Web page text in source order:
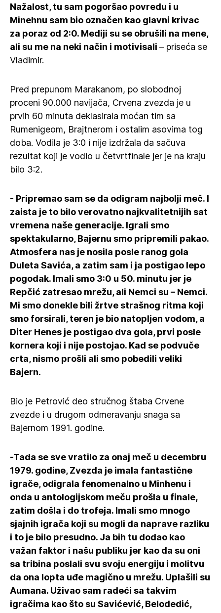
Nažalost, tu sam pogoršao povredu i u
Minehnu sam bio označen kao glavni krivac
za poraz od 2:0. Mediji su se obrušili na mene,
ali su me na neki način i motivisali – priseća se
Vladimir.
Pred prepunom Marakanom, po slobodnoj
proceni 90.000 navijača, Crvena zvezda je u
prvih 60 minuta deklasirala moćan tim sa
Rumenigeom, Brajtnerom i ostalim asovima tog
doba. Vodila je 3:0 i nije izdržala da sačuva
rezultat koji je vodio u četvrtfinale jer je na kraju
bilo 3:2.
- Pripremao sam se da odigram najbolji meč. I
zaista je to bilo verovatno najkvalitetnijih sat
vremena naše generacije. Igrali smo
spektakularno, Bajernu smo pripremili pakao.
Atmosfera nas je nosila posle ranog gola
Duleta Savića, a zatim sam i ja postigao lepo
pogodak. Imali smo 3:0 u 50. minutu jer je
Repčić zatresao mrežu, ali Nemci su – Nemci.
Mi smo donekle bili žrtve strašnog ritma koji
smo forsirali, teren je bio natopljen vodom, a
Diter Henes je postigao dva gola, prvi posle
kornera koji i nije postojao. Kad se podvuče
crta, nismo prošli ali smo pobedili veliki
Bajern.
Bio je Petrović deo stručnog štaba Crvene
zvezde i u drugom odmeravanju snaga sa
Bajernom 1991. godine.
-Tada se sve vratilo za onaj meč u decembru
1979. godine, Zvezda je imala fantastične
igrače, odigrala fenomenalno u Minhenu i
onda u antologijskom meču prošla u finale,
zatim došla i do trofeja. Imali smo mnogo
sjajnih igrača koji su mogli da naprave razliku
i to je bilo presudno. Ja bih tu dodao kao
važan faktor i našu publiku jer kao da su oni
sa tribina poslali svu svoju energiju i molitvu
da ona lopta uđe magično u mrežu. Uplašili su
Aumana. Uživao sam radeći sa takvim
igračima kao što su Savićević, Belodedić,